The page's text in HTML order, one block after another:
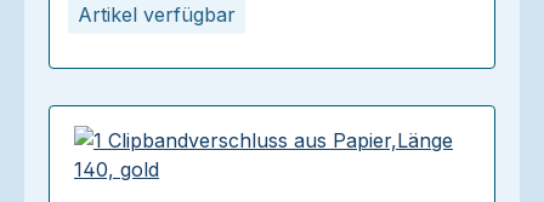
Artikel verfügbar